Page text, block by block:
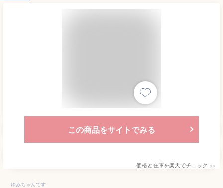
この商品をサイトでみる
価格と在庫を楽天でチェック >>
ゆみちゃんです